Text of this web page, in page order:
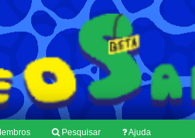
Pesquisar Ajuda